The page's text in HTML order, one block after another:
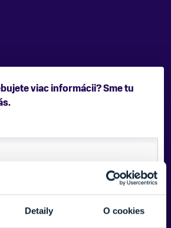
Detaily O cookies
viac informácii? Sme tu